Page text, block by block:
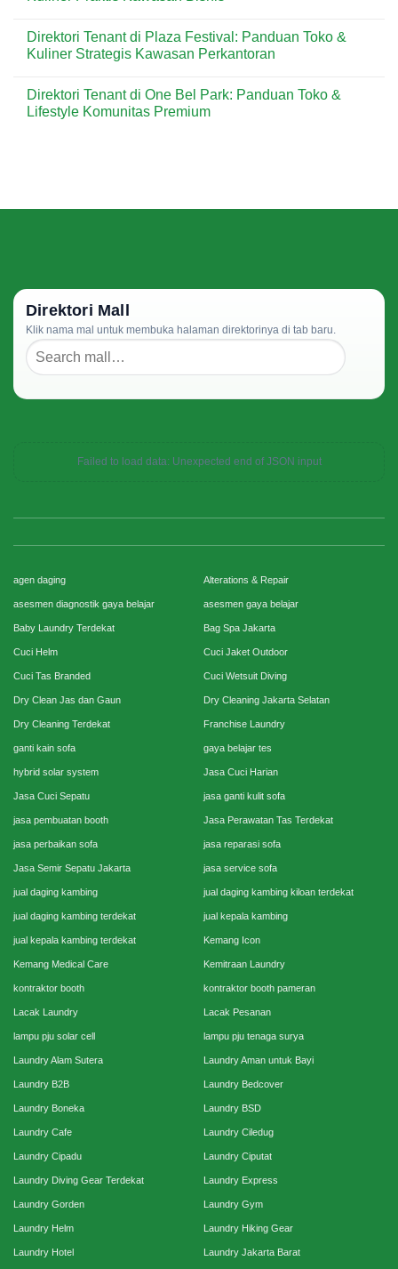
Harian
Timur
Toko
Keluarga
Kawasan
Cibubur
Tenant
Mall:
Panduan
Toko
Harian
Kawasan
Jakarta
on
Direktori
Tenant
One:
Panduan
Toko
Direktori Tenant di Plaza Festival: Panduan Toko &
Kuliner Strategis Kawasan Perkantoran
on
Direktori
Tenant
Strategis
Direktori Tenant di One Bel Park: Panduan Toko &
Lifestyle Komunitas Premium
Bel
Premium
Direktori Mall
Klik nama mal untuk membuka halaman direktorinya di tab baru.
Failed to load data: Unexpected end of JSON input
agen daging Alterations & Repair
asesmen diagnostik gaya belajar asesmen gaya belajar
Baby Laundry Terdekat Bag Spa Jakarta
Cuci Helm Cuci Jaket Outdoor
Cuci Tas Branded Cuci Wetsuit Diving
Dry Clean Jas dan Gaun Dry Cleaning Jakarta Selatan
Dry Cleaning Terdekat Franchise Laundry
ganti kain sofa gaya belajar tes
hybrid solar system Jasa Cuci Harian
Jasa Cuci Sepatu jasa ganti kulit sofa
jasa pembuatan booth Jasa Perawatan Tas Terdekat
jasa perbaikan sofa jasa reparasi sofa
Jasa Semir Sepatu Jakarta jasa service sofa
jual daging kambing jual daging kambing kiloan terdekat
jual daging kambing terdekat jual kepala kambing
jual kepala kambing terdekat Kemang Icon
Kemang Medical Care Kemitraan Laundry
kontraktor booth kontraktor booth pameran
Lacak Laundry Lacak Pesanan
lampu pju solar cell lampu pju tenaga surya
Laundry Alam Sutera Laundry Aman untuk Bayi
Laundry B2B Laundry Bedcover
Laundry Boneka Laundry BSD
Laundry Cafe Laundry Ciledug
Laundry Cipadu Laundry Ciputat
Laundry Diving Gear Terdekat Laundry Express
Laundry Gorden Laundry Gym
Laundry Helm Laundry Hiking Gear
Laundry Hotel Laundry Jakarta Barat